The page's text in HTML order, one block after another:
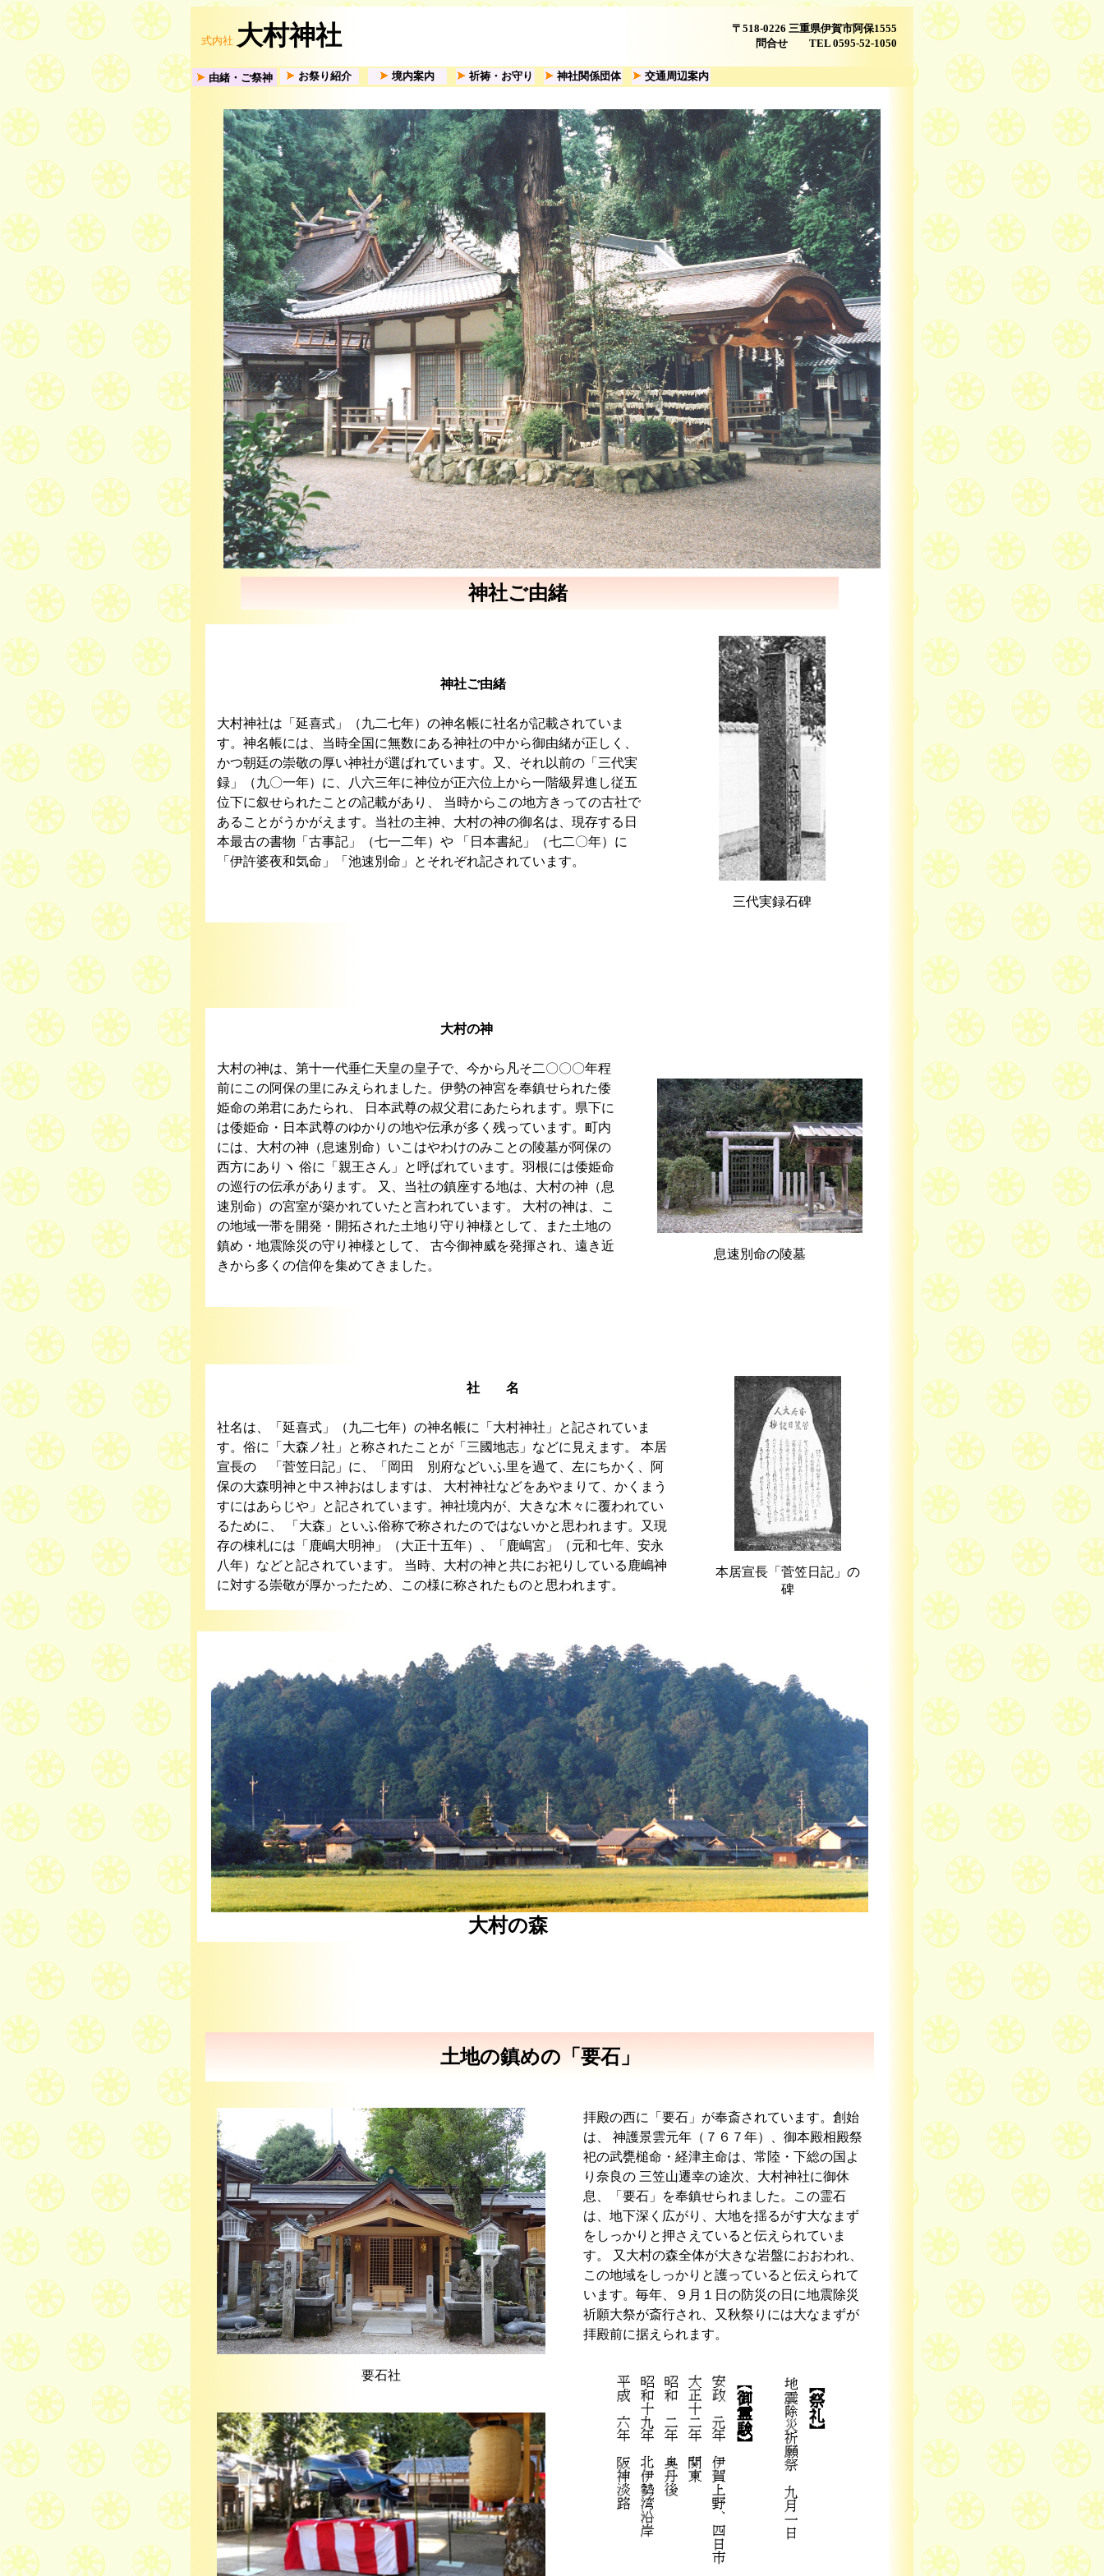
式内社 大村神社 〒518-0226 三重県伊賀市阿保1555
問合せ TEL 0595-52-1050
由緒・ご祭神 お祭り紹介 境内案内 祈祷・お守り 神社関係団体 交通周辺案内
神社ご由緒
神社ご由緒
大村神社は「延喜式」（九二七年）の神名帳に社名が記載されていま
す。神名帳には、当時全国に無数にある神社の中から御由緒が正しく、
かつ朝廷の崇敬の厚い神社が選ばれています。又、それ以前の「三代実
録」（九〇一年）に、八六三年に神位が正六位上から一階級昇進し従五
位下に叙せられたことの記載があり、 当時からこの地方きっての古社で
あることがうかがえます。当社の主神、大村の神の御名は、現存する日
本最古の書物「古事記」（七一二年）や 「日本書紀」（七二〇年）に
「伊許婆夜和気命」「池速別命」とそれぞれ記されています。
三代実録石碑
大村の神
大村の神は、第十一代垂仁天皇の皇子で、今から凡そ二〇〇〇年程
前にこの阿保の里にみえられました。伊勢の神宮を奉鎮せられた倭
姫命の弟君にあたられ、 日本武尊の叔父君にあたられます。県下に
は倭姫命・日本武尊のゆかりの地や伝承が多く残っています。町内
には、大村の神（息速別命）いこはやわけのみことの陵墓が阿保の
西方にありヽ 俗に「親王さん」と呼ばれています。羽根には倭姫命
の巡行の伝承があります。 又、当社の鎮座する地は、大村の神（息
速別命）の宮室が築かれていたと言われています。 大村の神は、こ
の地域一帯を開発・開拓された土地り守り神様として、また土地の
鎮め・地震除災の守り神様として、 古今御神威を発揮され、遠き近
きから多くの信仰を集めてきました。
息速別命の陵墓
社 名
社名は、「延喜式」（九二七年）の神名帳に「大村神社」と記されていま
す。俗に「大森ノ社」と称されたことが「三國地志」などに見えます。 本居
宣長の 「菅笠日記」に、「岡田 別府などいふ里を過て、左にちかく、阿
保の大森明神と中ス神おはしますは、 大村神社などをあやまりて、かくまう
すにはあらじや」と記されています。神社境内が、大きな木々に覆われてい
るために、 「大森」といふ俗称で称されたのではないかと思われます。又現
存の棟札には「鹿嶋大明神」（大正十五年）、「鹿嶋宮」（元和七年、安永
八年）などと記されています。 当時、大村の神と共にお祀りしている鹿嶋神
に対する崇敬が厚かったため、この様に称されたものと思われます。
本居宣長「菅笠日記」の
碑
大村の森
土地の鎮めの「要石」
要石社
拝殿の西に「要石」が奉斎されています。創始
は、 神護景雲元年（７６７年）、御本殿相殿祭
祀の武甕槌命・経津主命は、常陸・下総の国よ
り奈良の 三笠山遷幸の途次、大村神社に御休
息、「要石」を奉鎮せられました。この霊石
は、地下深く広がり、大地を揺るがす大なまず
をしっかりと押さえていると伝えられていま
す。 又大村の森全体が大きな岩盤におおわれ、
この地域をしっかりと護っていると伝えられて
います。毎年、９月１日の防災の日に地震除災
祈願大祭が斎行され、又秋祭りには大なまずが
拝殿前に据えられます。